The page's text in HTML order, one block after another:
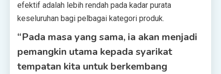
efektif adalah lebih rendah pada kadar purata
keseluruhan bagi pelbagai kategori produk.
“Pada masa yang sama, ia akan menjadi
pemangkin utama kepada syarikat
tempatan kita untuk berkembang